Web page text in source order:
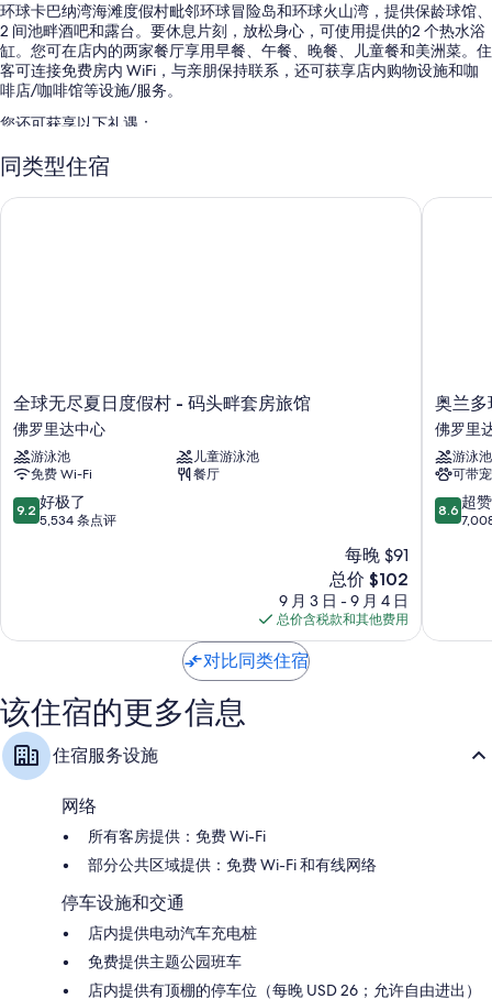
环球卡巴纳湾海滩度假村毗邻环球冒险岛和环球火山湾，提供保龄球馆、
2 间池畔酒吧和露台。要休息片刻，放松身心，可使用提供的2 个热水浴
缸。您可在店内的两家餐厅享用早餐、午餐、晚餐、儿童餐和美洲菜。住
客可连接免费房内 WiFi，与亲朋保持联系，还可获享店内购物设施和咖
啡店/咖啡馆等设施/服务。
您还可获享以下礼遇：
2 个室外游泳池配备漂流河、水滑梯和小屋
其他客房便利设施/服务还包括：
免费洗浴用品和吹风机
40-英寸平板电视，带有线频道
衣柜/壁橱、迷你冰箱和免费婴儿床
同类型住宿
全
球
无
尽
夏
日
度
畔
旅
馆
佛
罗
里
全球无尽夏日度假村 - 码头畔套房旅馆
佛罗里达中心
游泳池
儿童游泳池
免费 Wi-Fi
餐厅
9.2
分，
了，
点
评
9.2 好极了
5,534 条点评
每晚 $91
新
价
格
$102
总价 $102
9 月 3 日 - 9 月 4 日
总价含税款和其他费用
全球无尽夏日度假村 - 码头畔套房旅馆
奥
兰
多
环
球
影
城
酒
奥兰多
佛罗里
游泳池
可带
8.6
分，
7,008
8.6 超赞
奥兰多
对比同类住宿
该住宿的更多信息
住宿服务设施
网络
所有客房提供：免费 Wi-Fi
部分公共区域提供：免费 Wi-Fi 和有线网络
停车设施和交通
店内提供电动汽车充电桩
免费提供主题公园班车
店内提供有顶棚的停车位（每晚 USD 26；允许自由进出）